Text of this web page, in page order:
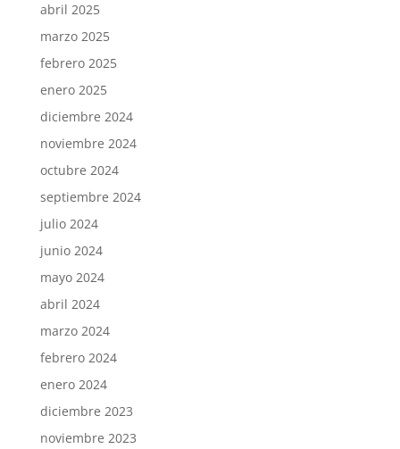
abril 2025
marzo 2025
febrero 2025
enero 2025
diciembre 2024
noviembre 2024
octubre 2024
septiembre 2024
julio 2024
junio 2024
mayo 2024
abril 2024
marzo 2024
febrero 2024
enero 2024
diciembre 2023
noviembre 2023